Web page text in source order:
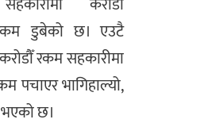
डुबेको छ। एउटै
रकम सहकारीमा
पचाएर भागिहाल्यो,
छ।